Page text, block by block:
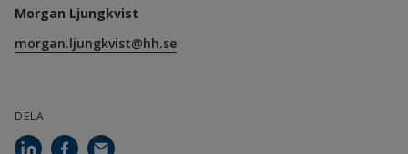
Morgan Ljungkvist
morgan.ljungkvist@hh.se
DELA